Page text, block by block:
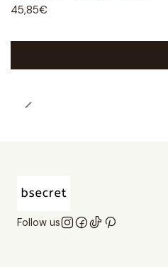
45,85€
Follow us